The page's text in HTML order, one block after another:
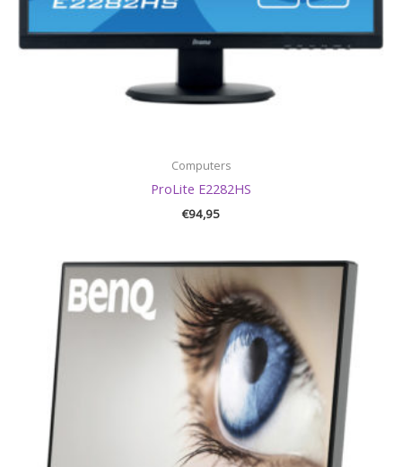
Computers
ProLite E2282HS
€94,95